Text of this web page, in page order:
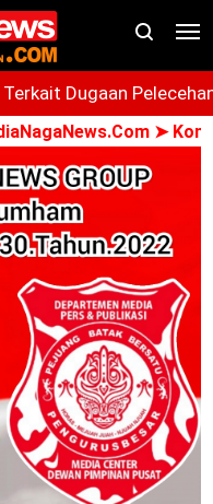
Terkait Dugaan
Di Kantor Kemenhaj
Di Kanwil Kemenhaj
Bintang Yang Terus
➤